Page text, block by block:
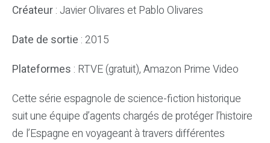
Créateur : Javier Olivares et Pablo Olivares
Date de sortie : 2015
Plateformes : RTVE (gratuit), Amazon Prime Video
Cette série espagnole de science-fiction historique
suit une équipe d’agents chargés de protéger l’histoire
de l’Espagne en voyageant à travers différentes